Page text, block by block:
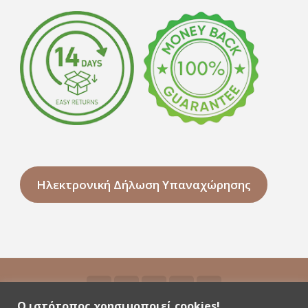
Ηλεκτρονική Δήλωση Υπαναχώρησης